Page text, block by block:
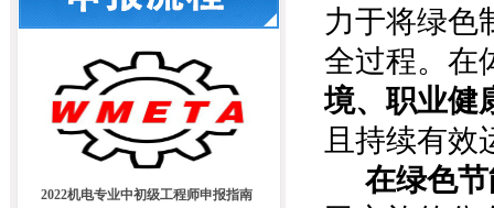
2022机电专业中初级工程师申报指南
力于将绿色
全过程。在
境、职业健
且持续有
在绿色